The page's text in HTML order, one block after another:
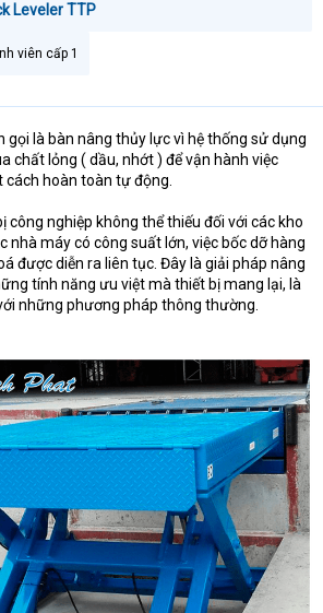
a
Leveler TTP
viên cấp 1
gọi là bàn nâng thủy lực vì hệ thống sử dụng
chất lỏng ( dầu, nhớt ) để vận hành việc
cách hoàn toàn tự động.
công nghiệp không thể thiếu đối với các kho
nhà máy có công suất lớn, việc bốc dỡ hàng
được diễn ra liên tục. Đây là giải pháp nâng
tính năng ưu việt mà thiết bị mang lại, là
những phương pháp thông thường.